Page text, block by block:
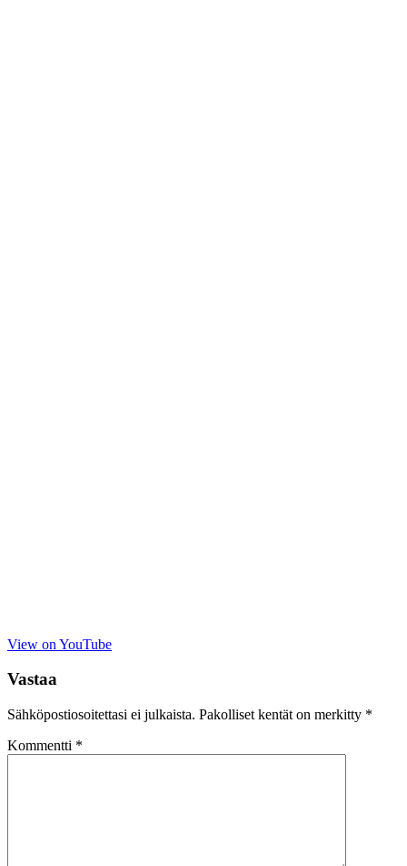
View on YouTube
Vastaa
Sähköpostiosoitettasi ei julkaista. Pakolliset kentät on merkitty *
Kommentti *